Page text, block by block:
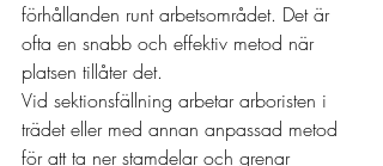
förhållanden runt arbetsområdet. Det är
ofta en snabb och effektiv metod när
platsen tillåter det.
Vid sektionsfällning arbetar arboristen i
trädet eller med annan anpassad metod
för att ta ner stamdelar och grenar